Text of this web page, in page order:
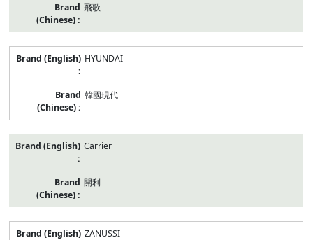
飛歌
HYUNDAI
韓國現代
Carrier
開利
ZANUSSI